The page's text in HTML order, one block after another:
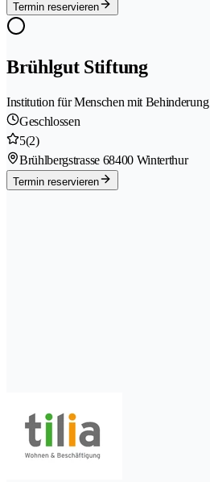
Termin reservieren
Brühlgut Stiftung
Institution für Menschen mit Behinderung
Geschlossen
5(2)
Brühlbergstrasse 68400 Winterthur
Termin reservieren